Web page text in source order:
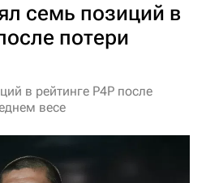
семь позиций в
потери
в рейтинге P4P после
весе